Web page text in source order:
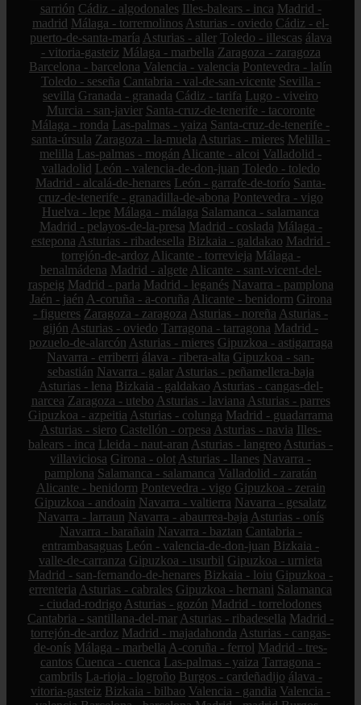
sarrión Cádiz - algodonales Illes-balears - inca Madrid -
madrid Málaga - torremolinos Asturias - oviedo Cádiz - el-
puerto-de-santa-maría Asturias - aller Toledo - illescas álava
- vitoria-gasteiz Málaga - marbella Zaragoza - zaragoza
Barcelona - barcelona Valencia - valencia Pontevedra - lalín
Toledo - seseña Cantabria - val-de-san-vicente Sevilla -
sevilla Granada - granada Cádiz - tarifa Lugo - viveiro
Murcia - san-javier Santa-cruz-de-tenerife - tacoronte
Málaga - ronda Las-palmas - yaiza Santa-cruz-de-tenerife -
santa-úrsula Zaragoza - la-muela Asturias - mieres Melilla -
melilla Las-palmas - mogán Alicante - alcoi Valladolid -
valladolid León - valencia-de-don-juan Toledo - toledo
Madrid - alcalá-de-henares León - garrafe-de-torío Santa-
cruz-de-tenerife - granadilla-de-abona Pontevedra - vigo
Huelva - lepe Málaga - málaga Salamanca - salamanca
Madrid - pelayos-de-la-presa Madrid - coslada Málaga -
estepona Asturias - ribadesella Bizkaia - galdakao Madrid -
torrejón-de-ardoz Alicante - torrevieja Málaga -
benalmádena Madrid - algete Alicante - sant-vicent-del-
raspeig Madrid - parla Madrid - leganés Navarra - pamplona
Jaén - jaén A-coruña - a-coruña Alicante - benidorm Girona
- figueres Zaragoza - zaragoza Asturias - noreña Asturias -
gijón Asturias - oviedo Tarragona - tarragona Madrid -
pozuelo-de-alarcón Asturias - mieres Gipuzkoa - astigarraga
Navarra - erriberri álava - ribera-alta Gipuzkoa - san-
sebastián Navarra - galar Asturias - peñamellera-baja
Asturias - lena Bizkaia - galdakao Asturias - cangas-del-
narcea Zaragoza - utebo Asturias - laviana Asturias - parres
Gipuzkoa - azpeitia Asturias - colunga Madrid - guadarrama
Asturias - siero Castellón - orpesa Asturias - navia Illes-
balears - inca Lleida - naut-aran Asturias - langreo Asturias -
villaviciosa Girona - olot Asturias - llanes Navarra -
pamplona Salamanca - salamanca Valladolid - zaratán
Alicante - benidorm Pontevedra - vigo Gipuzkoa - zerain
Gipuzkoa - andoain Navarra - valtierra Navarra - gesalatz
Navarra - larraun Navarra - abaurrea-baja Asturias - onís
Navarra - barañain Navarra - baztan Cantabria -
entrambasaguas León - valencia-de-don-juan Bizkaia -
valle-de-carranza Gipuzkoa - usurbil Gipuzkoa - urnieta
Madrid - san-fernando-de-henares Bizkaia - loiu Gipuzkoa -
errenteria Asturias - cabrales Gipuzkoa - hernani Salamanca
- ciudad-rodrigo Asturias - gozón Madrid - torrelodones
Cantabria - santillana-del-mar Asturias - ribadesella Madrid -
torrejón-de-ardoz Madrid - majadahonda Asturias - cangas-
de-onís Málaga - marbella A-coruña - ferrol Madrid - tres-
cantos Cuenca - cuenca Las-palmas - yaiza Tarragona -
cambrils La-rioja - logroño Burgos - cardeñadijo álava -
vitoria-gasteiz Bizkaia - bilbao Valencia - gandia Valencia -